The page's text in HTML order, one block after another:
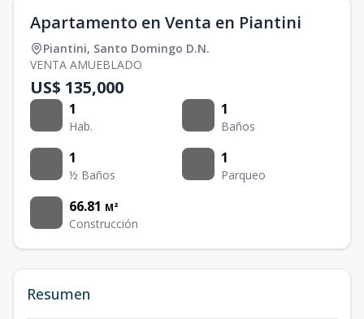
Apartamento en Venta en Piantini
Piantini, Santo Domingo D.N.
VENTA AMUEBLADO
US$ 135,000
1
Hab.
1
Baños
1
½ Baños
1
Parqueo
66.81 M²
Construcción
Resumen